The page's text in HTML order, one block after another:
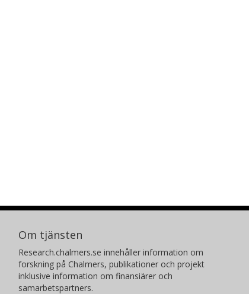
Om tjänsten
Research.chalmers.se innehåller information om
forskning på Chalmers, publikationer och projekt
inklusive information om finansiärer och
samarbetspartners.